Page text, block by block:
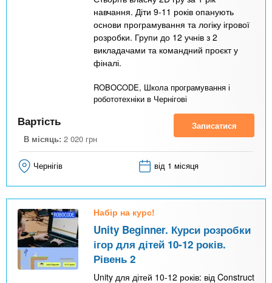
навчання. Діти 9-11 років опанують
основи програмування та логіку ігрової
розробки. Групи до 12 учнів з 2
викладачами та командний проєкт у
фіналі.
ROBOCODE, Школа програмування і
робототехніки в Чернігові
Вартість
В місяць: 2 020 грн
Записатися
Чернігів від 1 місяця
Набір на курс!
Unity Beginner. Курси розробки
ігор для дітей 10-12 років.
Рівень 2
Unity для дітей 10-12 років: від Construct